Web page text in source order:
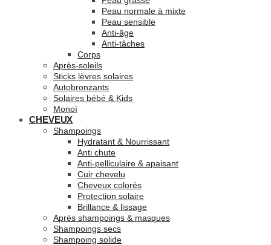
Peau normale à mixte
Peau sensible
Anti-âge
Anti-tâches
Corps
Après-soleils
Sticks lèvres solaires
Autobronzants
Solaires bébé & Kids
Monoï
CHEVEUX
Shampoings
Hydratant & Nourrissant
Anti chute
Anti-pelliculaire & apaisant
Cuir chevelu
Cheveux colorés
Protection solaire
Brillance & lissage
Après shampoings & masques
Shampoings secs
Shampoing solide